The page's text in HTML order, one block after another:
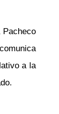
Pacheco
a la